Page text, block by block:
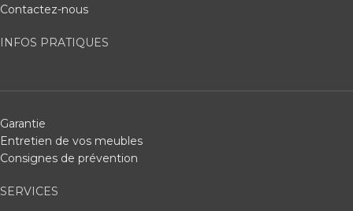
Contactez-nous
INFOS PRATIQUES
Garantie
Entretien de vos meubles
Consignes de prévention
SERVICES